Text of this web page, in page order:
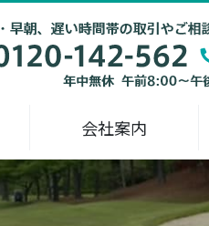
会社案内